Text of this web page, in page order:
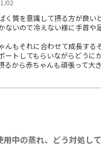
02
く質を意識して摂る方が良
ないので冷えない様に手首や
もそれに合わせて成長するそ
トしてもらいながらどうに
から赤ちゃんも頑張って大
用中の蒸れ、どう対処し